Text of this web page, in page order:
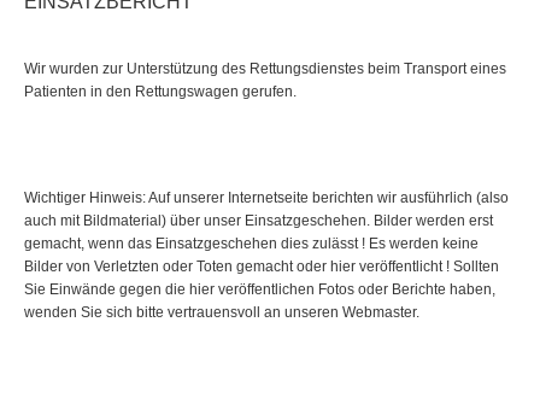
Wir wurden zur Unterstützung des Rettungsdienstes beim Transport eines
Patienten in den Rettungswagen gerufen.
Wichtiger Hinweis: Auf unserer Internetseite berichten wir ausführlich (also
auch mit Bildmaterial) über unser Einsatzgeschehen. Bilder werden erst
gemacht, wenn das Einsatzgeschehen dies zulässt ! Es werden keine
Bilder von Verletzten oder Toten gemacht oder hier veröffentlicht ! Sollten
Sie Einwände gegen die hier veröffentlichen Fotos oder Berichte haben,
wenden Sie sich bitte vertrauensvoll an unseren Webmaster.